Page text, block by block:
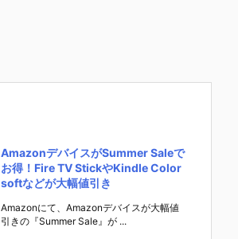
AmazonデバイスがSummer Saleで
お得！Fire TV StickやKindle Color
softなどが大幅値引き
Amazonにて、Amazonデバイスが大幅値
引きの『Summer Sale』が ...